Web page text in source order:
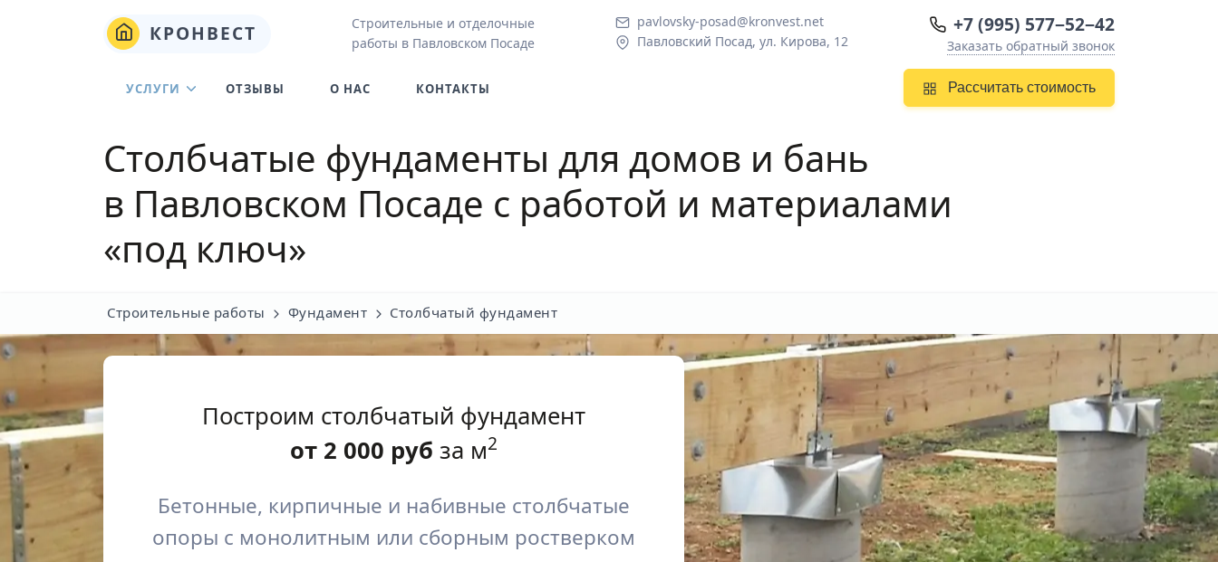
КРОНВЕСТ
Строительные и отделочные
работы в Павловском Посаде
pavlovsky-posad@kronvest.net
Павловский Посад, ул. Кирова, 12
+7 (995) 577−52−42
Заказать обратный звонок
Рассчитать стоимость
УСЛУГИ ОТЗЫВЫ О НАС КОНТАКТЫ
Столбчатые фундаменты для домов и бань
в Павловском Посаде с работой и материалами
«под ключ»
Строительные работы Фундамент Столбчатый фундамент
Построим столбчатый фундамент
от 2 000 руб за м2
Бетонные, кирпичные и набивные столбчатые
опоры с монолитным или сборным ростверком